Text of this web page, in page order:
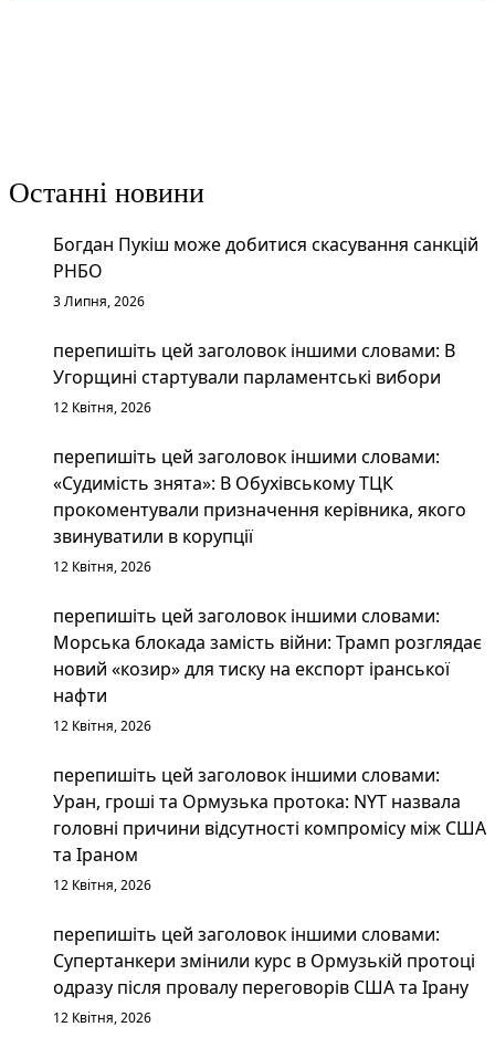
Останні новини
Богдан Пукіш може добитися скасування санкцій
РНБО
3 Липня, 2026
перепишіть цей заголовок іншими словами: В
Угорщині стартували парламентські вибори
12 Квітня, 2026
перепишіть цей заголовок іншими словами:
«Судимість знята»: В Обухівському ТЦК
прокоментували призначення керівника, якого
звинуватили в корупції
12 Квітня, 2026
перепишіть цей заголовок іншими словами:
Морська блокада замість війни: Трамп розглядає
новий «козир» для тиску на експорт іранської
нафти
12 Квітня, 2026
перепишіть цей заголовок іншими словами:
Уран, гроші та Ормузька протока: NYT назвала
головні причини відсутності компромісу між США
та Іраном
12 Квітня, 2026
перепишіть цей заголовок іншими словами:
Супертанкери змінили курс в Ормузькій протоці
одразу після провалу переговорів США та Ірану
12 Квітня, 2026